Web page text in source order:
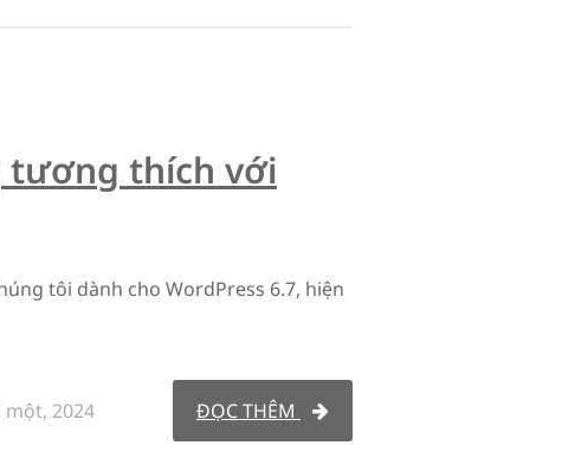
tương thích với
tôi dành cho WordPress 6.7, hiện
2024 ĐỌC THÊM